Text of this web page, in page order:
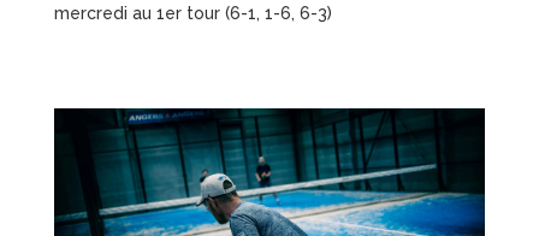
mercredi au 1er tour (6-1, 1-6, 6-3)